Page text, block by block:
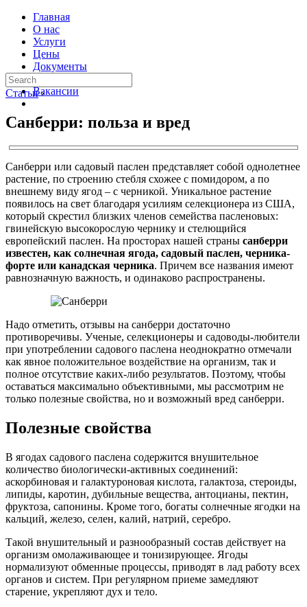
Главная
О нас
Услуги
Цены
Документы
Контакты
Вакансии
Статьи ›
Санберри: польза и вред
Санберри или садовый паслен представляет собой однолетнее
растение, по строению стебля схожее с помидором, а по
внешнему виду ягод – с черникой. Уникальное растение
появилось на свет благодаря усилиям селекционера из США,
который скрестил близких членов семейства пасленовых:
гвинейскую высокорослую чернику и стелющийся
европейский паслен. На просторах нашей страны санберри
известен, как солнечная ягода, садовый паслен, черника-
форте или канадская черника. Причем все названия имеют
равнозначную важность, и одинаково распространены.
Надо отметить, отзывы на санберри достаточно
противоречивы. Ученые, селекционеры и садоводы-любители
при употреблении садового паслена неоднократно отмечали
как явное положительное воздействие на организм, так и
полное отсутствие каких-либо результатов. Поэтому, чтобы
оставаться максимально объективными, мы рассмотрим не
только полезные свойства, но и возможный вред санберри.
Полезные свойства
В ягодах садового паслена содержится внушительное
количество биологически-активных соединений:
аскорбиновая и галактуроновая кислота, галактоза, стероиды,
липиды, каротин, дубильные вещества, антоцианы, пектин,
фруктоза, сапонины. Кроме того, богаты солнечные ягодки на
кальций, железо, селен, калий, натрий, серебро.
Такой внушительный и разнообразный состав действует на
организм омолаживающее и тонизирующее. Ягоды
нормализуют обменные процессы, приводят в лад работу всех
органов и систем. При регулярном приеме замедляют
старение, укрепляют дух и тело.